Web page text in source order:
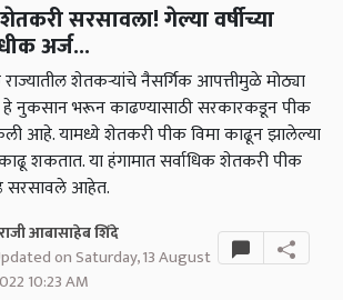
सरसावला! गेल्या वर्षीच्या
अर्ज...
शेतकऱ्यांचे नैसर्गिक आपत्तीमुळे मोठ्या
हे नुकसान भरून काढण्यासाठी सरकारकडून पीक
आहे. यामध्ये शेतकरी पीक विमा काढून झालेल्या
शकतात. या हंगामात सर्वाधिक शेतकरी पीक
सरसावले आहेत.
आबासाहेब शिंदे
on Saturday, 13 August
10:23 AM